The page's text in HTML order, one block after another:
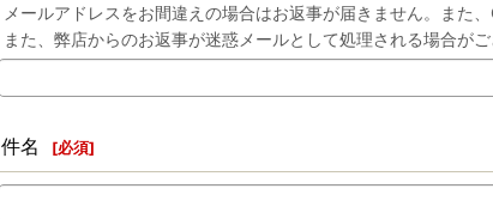
メールアドレスをお間違えの場合はお返事が届きません。また
また、弊店からのお返事が迷惑メールとして処理される場合が
件名 [必須]